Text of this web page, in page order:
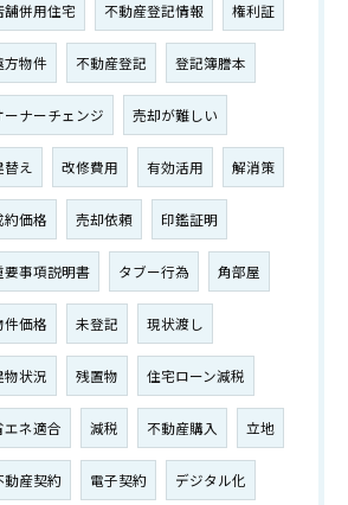
舗併用住宅 不動産登記情報 権利証
方物件 不動産登記 登記簿謄本
ーナーチェンジ 売却が難しい
替え 改修費用 有効活用 解消策
約価格 売却依頼 印鑑証明
要事項説明書 タブー行為 角部屋
件価格 未登記 現状渡し
物状況 残置物 住宅ローン減税
エネ適合 減税 不動産購入 立地
動産契約 電子契約 デジタル化